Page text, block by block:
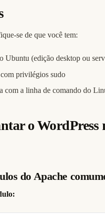
se de que você tem:
Ubuntu (edição desktop ou
privilégios sudo
com a linha de comando do
o WordPress
do Apache